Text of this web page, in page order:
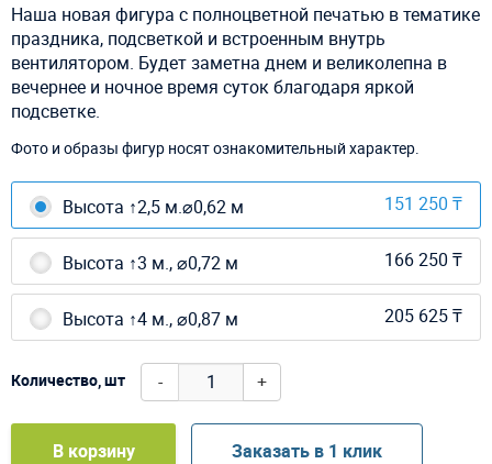
Наша новая фигура с полноцветной печатью в тематике
праздника, подсветкой и встроенным внутрь
вентилятором. Будет заметна днем и великолепна в
вечернее и ночное время суток благодаря яркой
подсветке.
Фото и образы фигур носят ознакомительный характер.
Высота ↑2,5 м.⌀0,62 м 151 250 ₸
Высота ↑3 м., ⌀0,72 м 166 250 ₸
Высота ↑4 м., ⌀0,87 м 205 625 ₸
Количество, шт - +
В корзину Заказать в 1 клик